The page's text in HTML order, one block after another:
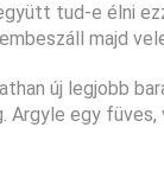
tud-e élni
majd
új legjobb
Argyle egy füves,